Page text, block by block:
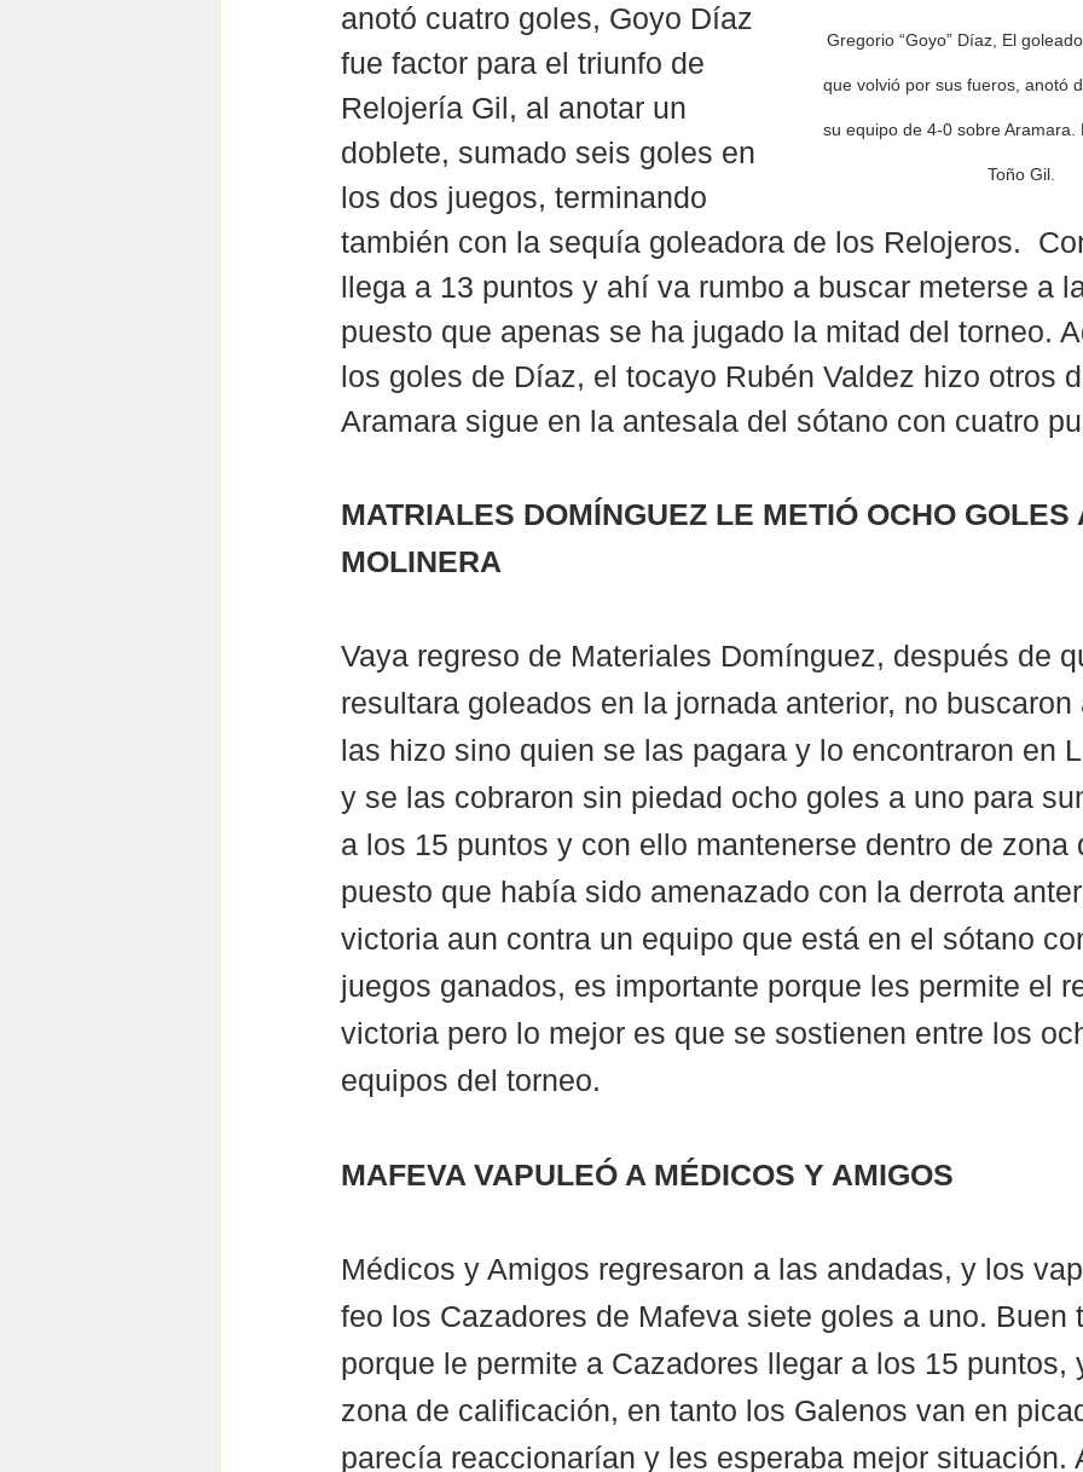
Gregorio “Goyo” Díaz, El
que volvió por sus fueros, anotó
su equipo de 4-0 sobre
Toño Gil.
anotó cuatro goles, Goyo Díaz
fue factor para el triunfo de
Relojería Gil, al anotar un
doblete, sumado seis goles en
los dos juegos, terminando
también con la sequía goleadora de los Relojeros.
llega a 13 puntos y ahí va rumbo a buscar meterse a
puesto que apenas se ha jugado la mitad del torneo.
los goles de Díaz, el tocayo Rubén Valdez hizo otros
Aramara sigue en la antesala del sótano con cuatro
MATRIALES DOMÍNGUEZ LE METIÓ OCHO
MOLINERA
Vaya regreso de Materiales Domínguez, después de
resultara goleados en la jornada anterior, no
las hizo sino quien se las pagara y lo encontraron en
y se las cobraron sin piedad ocho goles a uno para
a los 15 puntos y con ello mantenerse dentro de
puesto que había sido amenazado con la derrota
victoria aun contra un equipo que está en el sótano
juegos ganados, es importante porque les permite el
victoria pero lo mejor es que se sostienen entre los
equipos del torneo.
MAFEVA VAPULEÓ A MÉDICOS Y AMIGOS
Médicos y Amigos regresaron a las andadas, y los
feo los Cazadores de Mafeva siete goles a uno. Buen
porque le permite a Cazadores llegar a los 15
zona de calificación, en tanto los Galenos van en
parecía reaccionarían y les esperaba mejor situación.